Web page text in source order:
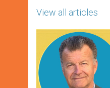
View all articles